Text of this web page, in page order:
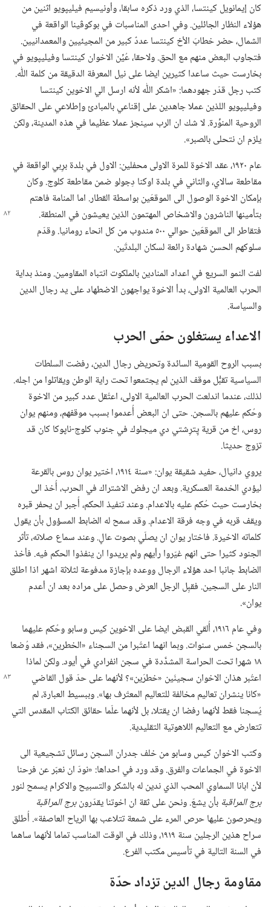
كان إيمانويل كينتسا،‏ الذي ورد ذكره سابقا،‏ وأونيسيم فيليپويو اثنين من
هؤلاء النظار الجائلين.‏ وفي احدى المناسبات في بوكوڤينا الواقعة في
الشمال،‏ حضر خطابَ الأخ كينتسا عددٌ كبير من المجيئيين والمعمدانيين.‏
فتجاوب البعض منهم مع الحق.‏ ولاحقا،‏ عُيِّن الاخوان كينتسا وفيليپويو في
بخارست حيث ساعدا كثيرين ايضا على نيل المعرفة الدقيقة من كلمة اللّٰه.‏
كتب رجل قدّر جهودهما:‏ «اشكر اللّٰه لأنه ارسل الي الاخوين كينتسا
وفيليپويو اللذين عملا جاهدين على إقناعي بالمبادئ وإطلاعي على الحقائق
الروحية المنوِّرة.‏ لا شك ان الرب سينجز عملا عظيما في هذه المدينة،‏ ولكن
يلزم ان نتحلى بالصبر».‏
عام ١٩٢٠،‏ عقد الاخوة للمرة الاولى محفلين:‏ الاول في بلدة برِبي الواقعة في
مقاطعة سالاي،‏ والثاني في بلدة اوكنا دِجولو ضمن مقاطعة كلوج.‏ وكان
بإمكان الاخوة الوصول الى الموقعَين بواسطة القطار.‏ اما المنامة فاهتم
بتأمينها الناشرون والاشخاص المهتمون الذين يعيشون في المنطقة.‏
فتقاطر الى الموقعَين حوالي ٥٠٠ مندوب من كل انحاء رومانيا.‏ وقدّم
سلوكهم الحسن شهادة رائعة لسكان البلدتَين.‏
لفت النمو السريع في اعداد المنادين بالملكوت انتباه المقاومين.‏ ومنذ بداية
الحرب العالمية الاولى،‏ بدأ الاخوة يواجهون الاضطهاد على يد رجال الدين
والسياسة.‏
الاعداء يستغلون حمّى الحرب
بسبب الروح القومية السائدة وتحريض رجال الدين،‏ رفضت السلطات
السياسية تقبُّل موقف الذين لم يجتمعوا تحت راية الوطن ويقاتلوا من اجله.‏
لذلك،‏ عندما اندلعت الحرب العالمية الاولى،‏ اعتُقل عدد كبير من الاخوة
وحُكم عليهم بالسجن.‏ حتى ان البعض أُعدموا بسبب موقفهم،‏ ومنهم يوان
روس،‏ اخ من قرية پِترِشتي دي ميجلوك في جنوب كلوج-‏ناپوكا كان قد
تزوج حديثا.‏
يروي دانيال،‏ حفيد شقيقة يوان:‏ «سنة ١٩١٤،‏ اختير يوان روس بالقرعة
ليؤدي الخدمة العسكرية.‏ وبعد ان رفض الاشتراك في الحرب،‏ أُخذ الى
بخارست حيث حُكم عليه بالاعدام.‏ وعند تنفيذ الحكم،‏ أُجبر ان يحفر قبره
ويقف قربه في وجه فرقة الاعدام.‏ وقد سمح له الضابط المسؤول بأن يقول
كلماته الاخيرة.‏ فاختار يوان ان يصلّي بصوت عالٍ.‏ وعند سماع صلاته،‏ تأثر
الجنود كثيرا حتى انهم غيّروا رأيهم ولم يريدوا ان ينفذوا الحكم فيه.‏ فأخذ
الضابط جانبا احد هؤلاء الرجال ووعده بإجازة مدفوعة لثلاثة اشهر اذا اطلق
النار على السجين.‏ فقبِل الرجل العرض وحصل على مراده بعد ان أعدم
يوان».‏
وفي عام ١٩١٦،‏ أُلقي القبض ايضا على الاخوين كيس وسابو وحُكم عليهما
بالسجن خمس سنوات.‏ وبما انهما اعتُبرا من السجناء «الخطرين»،‏ فقد وُضعا
١٨ شهرا تحت الحراسة المشدَّدة في سجن انفرادي في أيود.‏ ولكن لماذا
اعتُبر هذان الاخوان سجينَين «خطرَين»؟‏لأنهما على حدّ قول القاضي
«كانا ينشران تعاليم مخالفة للتعاليم المعتَرف بها».‏ وببسيط العبارة،‏ لم
يُسجنا فقط لأنهما رفضا ان يقتلا،‏ بل لأنهما علّما حقائق الكتاب المقدس التي
تتعارض مع التعاليم اللاهوتية التقليدية.‏
وكتب الاخوان كيس وسابو من خلف جدران السجن رسائل تشجيعية الى
الاخوة في الجماعات والفرق.‏ وقد ورد في احداها:‏ «نودّ ان نعبّر عن فرحنا
لأن ابانا السماوي المحب الذي ندين له بالشكر والتسبيح والاكرام يسمح لنور
برج المراقبة بأن يشعّ.‏ ونحن على ثقة ان اخوتنا يقدّرونبرج المراقبة
ويحرصون عليها حرص المرء على شمعة تتلاعب بها الرياح العاصفة».‏ أُطلق
سراح هذين الرجلين سنة ١٩١٩،‏ وذلك في الوقت المناسب تماما لأنهما ساهما
في السنة التالية في تأسيس مكتب الفرع.‏
مقاومة رجال الدين تزداد حدّة